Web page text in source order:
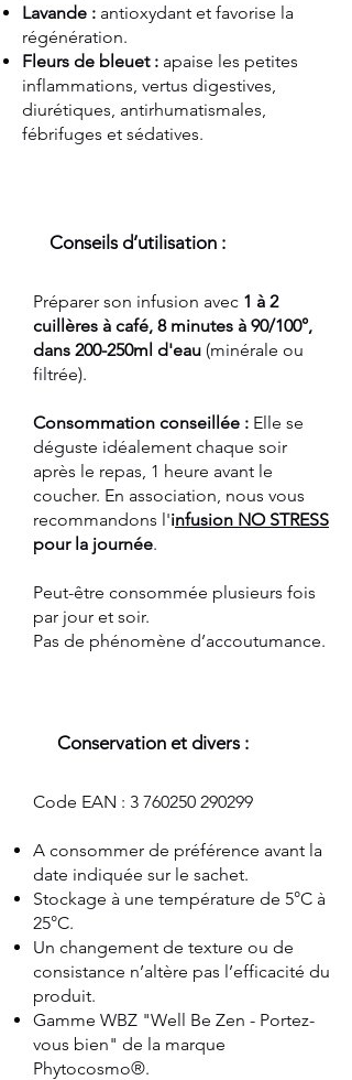
Lavande : antioxydant et favorise la
régénération.
Fleurs de bleuet : apaise les petites
inflammations, vertus digestives,
diurétiques, antirhumatismales,
fébrifuges et sédatives.
Conseils d’utilisation :
Préparer son infusion avec 1 à 2
cuillères à café, 8 minutes à 90/100°,
dans 200-250ml d'eau (minérale ou
filtrée).
Consommation conseillée : Elle se
déguste idéalement chaque soir
après le repas, 1 heure avant le
coucher. En association, nous vous
recommandons l'infusion NO STRESS
pour la journée.
Peut-être consommée plusieurs fois
par jour et soir.
Pas de phénomène d’accoutumance.
Conservation et divers :
Code EAN : 3 760250 290299
A consommer de préférence avant la
date indiquée sur le sachet.
Stockage à une température de 5°C à
25°C.
Un changement de texture ou de
consistance n’altère pas l’efficacité du
produit.
Gamme WBZ "Well Be Zen - Portez-
vous bien" de la marque
Phytocosmo®.